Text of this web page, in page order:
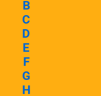
B
C
D
E
F
G
H